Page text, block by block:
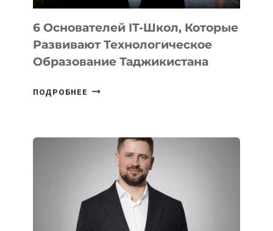
6 Основателей IT-Школ, Которые
Развивают Технологическое
Образование Таджикистана
ПОДРОБНЕЕ 6
КОТОРЫЕ
РАЗВИВАЮТ
ТЕХНОЛОГИЧЕСКОЕ
ОБРАЗОВАНИЕ
ТАДЖИКИСТАНА